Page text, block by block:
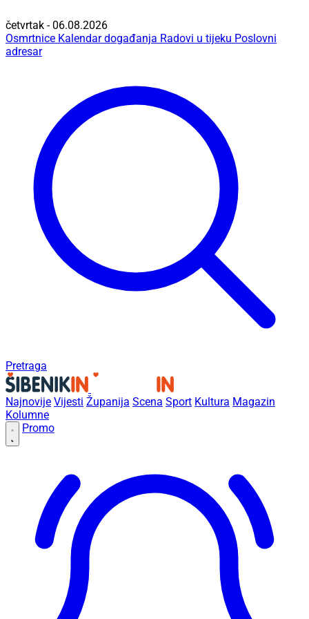
četvrtak - 06.08.2026
Osmrtnice Kalendar događanja Radovi u tijeku Poslovni
adresar
Pretraga
Najnovije Vijesti Županija Scena Sport Kultura Magazin
Kolumne
Promo